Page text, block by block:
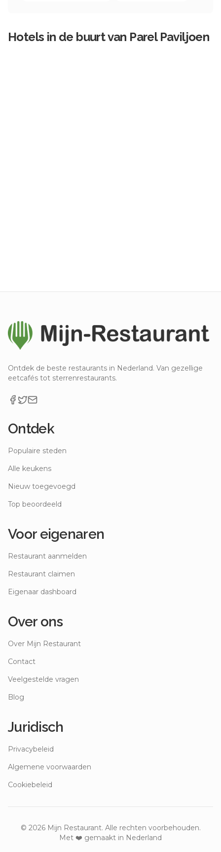
Hotels in de buurt van Parel Paviljoen
Ontdek de beste restaurants in Nederland. Van gezellige
eetcafés tot sterrenrestaurants.
Ontdek
Populaire steden
Alle keukens
Nieuw toegevoegd
Top beoordeeld
Voor eigenaren
Restaurant aanmelden
Restaurant claimen
Eigenaar dashboard
Over ons
Over Mijn Restaurant
Contact
Veelgestelde vragen
Blog
Juridisch
Privacybeleid
Algemene voorwaarden
Cookiebeleid
© 2026Mijn Restaurant. Alle rechten voorbehouden.
Met ❤️ gemaakt in Nederland